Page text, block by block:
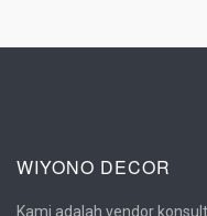
WIYONO DECOR
Kami adalah vendor